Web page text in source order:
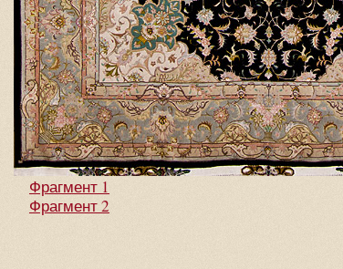
Фрагмент 1
Фрагмент 2